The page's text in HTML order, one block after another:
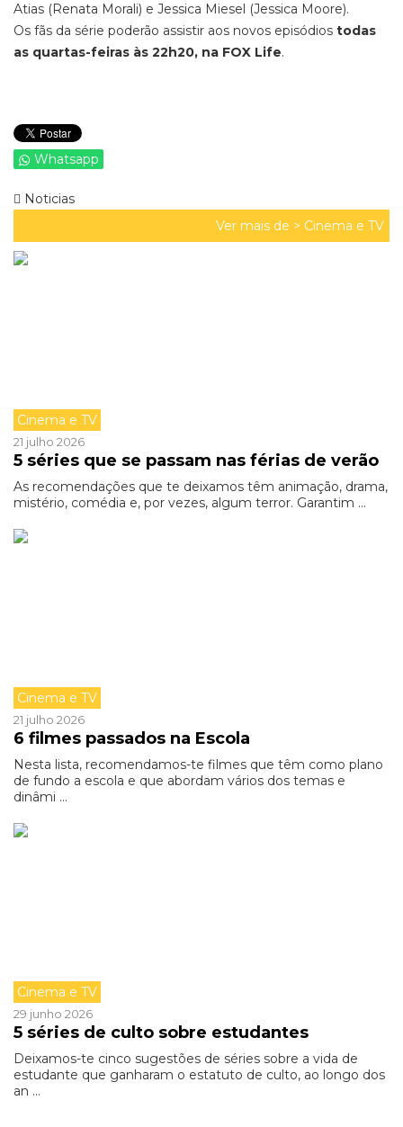
Atias (Renata Morali) e Jessica Miesel (Jessica Moore).
Os fãs da série poderão assistir aos novos episódios todas
as quartas-feiras às 22h20, na FOX Life.
Whatsapp
Noticias
Ver mais de > Cinema e TV
Cinema e TV
21 julho 2026
5 séries que se passam nas férias de verão
As recomendações que te deixamos têm animação, drama,
mistério, comédia e, por vezes, algum terror. Garantim ...
Cinema e TV
21 julho 2026
6 filmes passados na Escola
Nesta lista, recomendamos-te filmes que têm como plano
de fundo a escola e que abordam vários dos temas e
dinâmi ...
Cinema e TV
29 junho 2026
5 séries de culto sobre estudantes
Deixamos-te cinco sugestões de séries sobre a vida de
estudante que ganharam o estatuto de culto, ao longo dos
an ...